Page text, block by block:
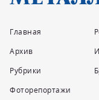
Главная
Архив
Рубрики
Фоторепортажи